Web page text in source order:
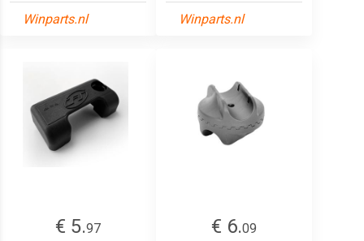
Winparts.nl
Winparts.nl
€ 5.97
€ 6.09